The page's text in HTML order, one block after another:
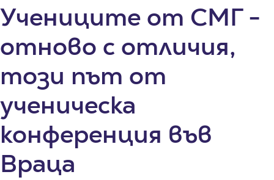
Учениците от СМГ -
отново с отличия,
този път от
ученическа
конференция във
Враца